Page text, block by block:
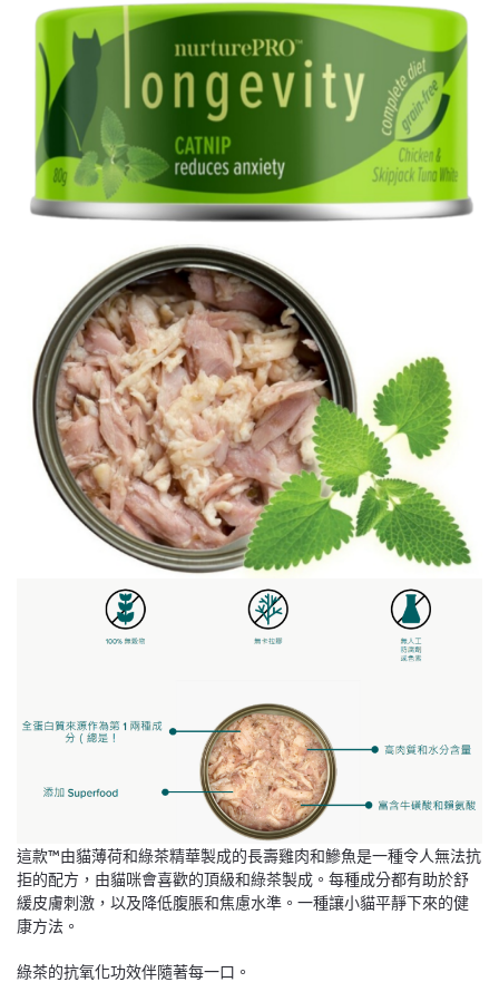
這款™由貓薄荷和綠茶精華製成的長壽雞肉和鰺魚是一種令人無法抗
拒的配方，由貓咪會喜歡的頂級和綠茶製成。每種成分都有助於舒
緩皮膚刺激，以及降低腹脹和焦慮水準。一種讓小貓平靜下來的健
康方法。
綠茶的抗氧化功效伴隨著每一口。